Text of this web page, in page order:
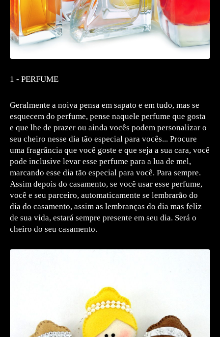
1 - PERFUME
Geralmente a noiva pensa em sapato e em tudo, mas se
esquecem do perfume, pense naquele perfume que gosta
e que lhe de prazer ou ainda vocês podem personalizar o
seu cheiro nesse dia tão especial para vocês... Procure
uma fragrância que você goste e que seja a sua cara, você
pode inclusive levar esse perfume para a lua de mel,
marcando esse dia tão especial para você. Para sempre.
Assim depois do casamento, se você usar esse perfume,
você e seu parceiro, automaticamente se lembrarão do
dia do casamento, assim as lembranças do dia mas feliz
de sua vida, estará sempre presente em seu dia. Será o
cheiro do seu casamento.